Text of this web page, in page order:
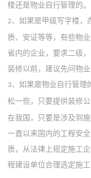
楼还是物业自行管理的。
2、如果是甲级写字楼，
质、安证等等，有些物
省内的企业，要求二级
装修以前，建议先问物
3、如果是物业自行管理
松一些，只要提供装修
在我国，只要是涉及到
一直以来国内的工程安
质，从法律上规定施工
程建设单位合理选定施工